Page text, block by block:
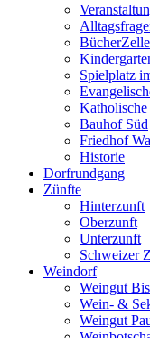
BücherZelle
Spielplatz
Bauhof Süd
Friedhof
Historie
Dorfrundgang
Zünfte
Hinterzunft
Oberzunft
Unterzunft
Schweizer
Weindorf
Weingut
Wein- &
Weingut